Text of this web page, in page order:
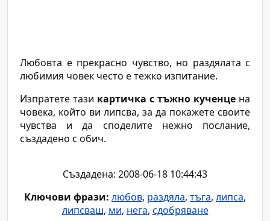
Любовта е прекрасно чувство, но раздялата с
любимия човек често е тежко изпитание.
Изпратете тази картичка с тъжно кученце на
човека, който ви липсва, за да покажете своите
чувства и да споделите нежно послание,
създадено с обич.
Създадена: 2008-06-18 10:44:43
Ключови фрази: любов, раздяла, тъга, липса,
липсваш, ми, нега, сдобряване